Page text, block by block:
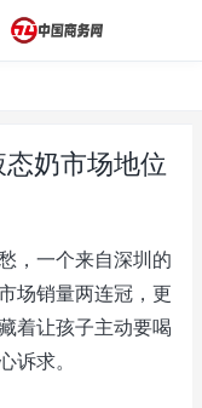
奶市场地位
，一个来自深圳的
场销量两连冠，更
着让孩子主动要喝
诉求。